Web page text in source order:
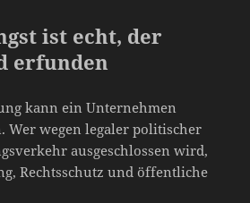
ist echt, der
erfunden
kann ein Unternehmen
Wer wegen legaler politischer
ausgeschlossen wird,
Rechtsschutz und öffentliche